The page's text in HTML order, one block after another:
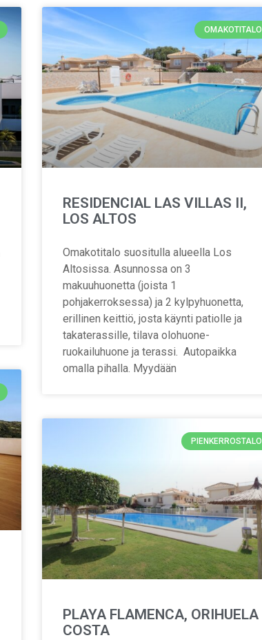
OMAKOTITALO
RESIDENCIAL LAS VILLAS II,
LOS ALTOS
Omakotitalo suositulla alueella Los
Altosissa. Asunnossa on 3
makuuhuonetta (joista 1
pohjakerroksessa) ja 2 kylpyhuonetta,
erillinen keittiö, josta käynti patiolle ja
takaterassille, tilava olohuone-
ruokailuhuone ja terassi. Autopaikka
omalla pihalla. Myydään
PIENKERROSTALO
PLAYA FLAMENCA, ORIHUELA
COSTA